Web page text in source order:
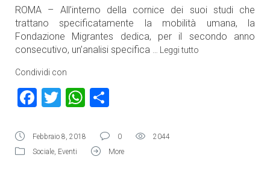
ROMA – All’interno della cornice dei suoi studi che
trattano specificatamente la mobilità umana, la
Fondazione Migrantes dedica, per il secondo anno
consecutivo, un’analisi specifica
Leggi tutto
Condividi con
Facebook
TwitterWhatsApp
Febbraio 8, 2018 0
2044
Sociale, Eventi More